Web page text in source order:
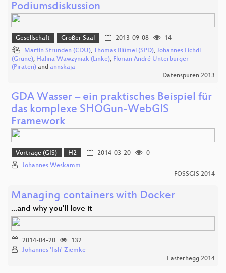
Podiumsdiskussion
Gesellschaft Großer Saal 2013-09-08
14
Martin Strunden (CDU), Thomas Blümel (SPD), Johannes Lichdi
(Grüne), Halina Wawzyniak (Linke), Florian André Unterburger
(Piraten) and annskaja
Datenspuren 2013
GDA Wasser – ein praktisches Beispiel für
das komplexe SHOGun-WebGIS
Framework
Vorträge (GIS) H2 2014-03-20
0
Johannes Weskamm
FOSSGIS 2014
Managing containers with Docker
...and why you'll love it
2014-04-20
132
Johannes 'fish' Ziemke
Easterhegg 2014